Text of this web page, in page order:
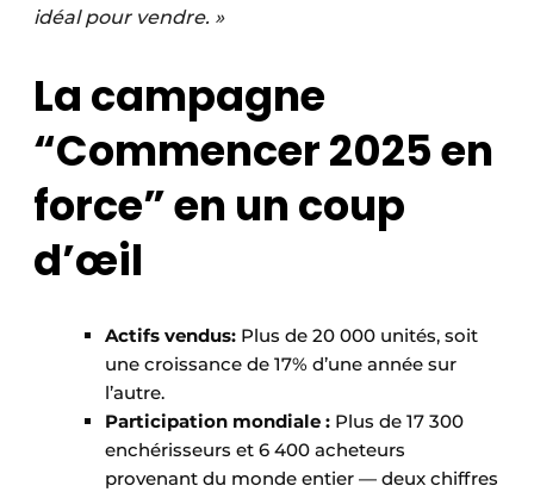
idéal pour vendre. »
La campagne
“Commencer 2025 en
force” en un coup
d’œil
Actifs vendus: Plus de 20 000 unités, soit
une croissance de 17% d’une année sur
l’autre.
Participation mondiale : Plus de 17 300
enchérisseurs et 6 400 acheteurs
provenant du monde entier — deux chiffres